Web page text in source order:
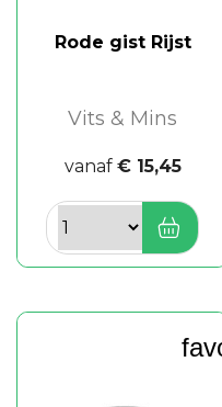
Rode gist Rijst
Vits & Mins
vanaf € 15,45